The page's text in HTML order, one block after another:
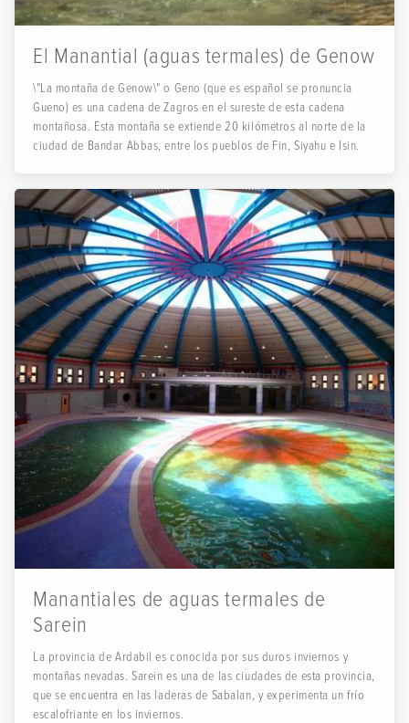
El Manantial (aguas termales) de Genow
\"La montaña de Genow\" o Geno (que es español se pronuncia
Gueno) es una cadena de Zagros en el sureste de esta cadena
montañosa. Esta montaña se extiende 20 kilómetros al norte de la
ciudad de Bandar Abbas, entre los pueblos de Fin, Siyahu e Isin.
Manantiales de aguas termales de
Sarein
La provincia de Ardabil es conocida por sus duros inviernos y
montañas nevadas. Sarein es una de las ciudades de esta provincia,
que se encuentra en las laderas de Sabalan, y experimenta un frío
escalofriante en los inviernos.